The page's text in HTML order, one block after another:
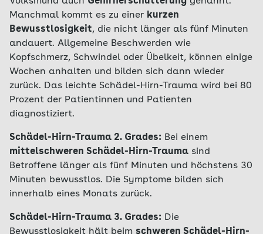
Manchmal kommt es zu einer kurzen
Bewusstlosigkeit, die nicht länger als fünf Minuten
andauert. Allgemeine Beschwerden wie
Kopfschmerz, Schwindel oder Übelkeit, können einige
Wochen anhalten und bilden sich dann wieder
zurück. Das leichte Schädel-Hirn-Trauma wird bei 80
Prozent der Patientinnen und Patienten
diagnostiziert.
Schädel-Hirn-Trauma 2. Grades: Bei einem
mittelschweren Schädel-Hirn-Trauma sind
Betroffene länger als fünf Minuten und höchstens 30
Minuten bewusstlos. Die Symptome bilden sich
innerhalb eines Monats zurück.
Schädel-Hirn-Trauma 3. Grades: Die
Bewusstlosigkeit hält beim schweren Schädel-Hirn-